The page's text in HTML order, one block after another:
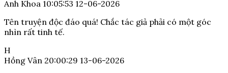
Anh Khoa 10:05:53 12-06-2026
Tên truyện độc đáo quá! Chắc tác giả phải có một góc
nhìn rất tinh tế.
H
Hồng Vân 20:00:29 13-06-2026